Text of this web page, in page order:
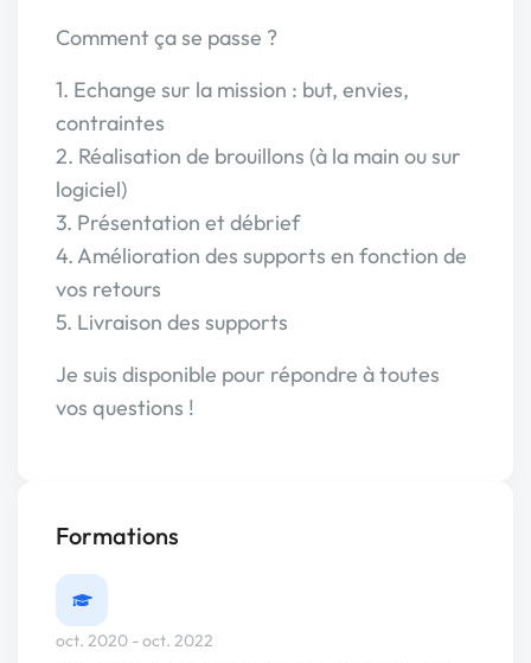
Comment ça se passe ?
1. Echange sur la mission : but, envies,
contraintes
2. Réalisation de brouillons (à la main ou sur
logiciel)
3. Présentation et débrief
4. Amélioration des supports en fonction de
vos retours
5. Livraison des supports
Je suis disponible pour répondre à toutes
vos questions !
Formations
oct. 2020 - oct. 2022